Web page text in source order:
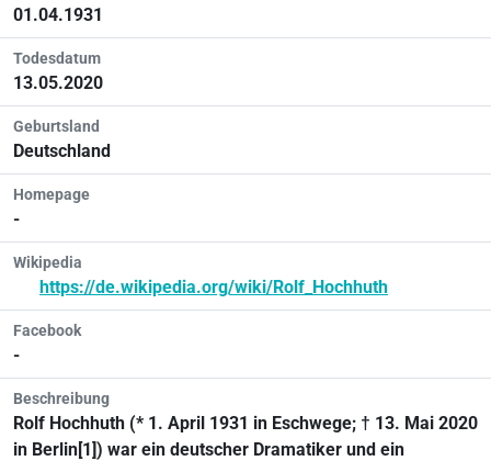
01.04.1931
Todesdatum
13.05.2020
Geburtsland
Deutschland
Homepage
-
Wikipedia
https://de.wikipedia.org/wiki/Rolf_Hochhuth
Facebook
-
Beschreibung
Rolf Hochhuth (* 1. April 1931 in Eschwege; † 13. Mai 2020
in Berlin[1]) war ein deutscher Dramatiker und ein